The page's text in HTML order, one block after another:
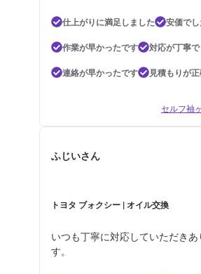
仕上がりに満足しました
安価で
作業が早かったです
対応が丁寧
連絡が早かったです
見積もりが
セルフ袖
ふじいさん
トヨタ ブォクシー | オイル交換
いつも丁寧に対応していただき
す。